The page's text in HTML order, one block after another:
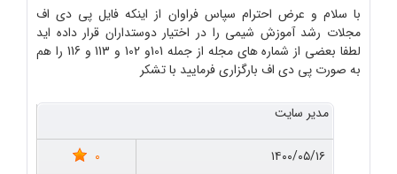
با سلام و عرض احترام سپاس فراوان از اینکه فایل پی دی اف
مجلات رشد آموزش شیمی را در اختیار دوستداران قرار داده اید
لطفا بعضی از شماره های مجله از جمله 101و 102 و 113 و 116 را هم
به صورت پی دی اف بارگزاری فرمایید با تشکر
مدیر سایت
۱۴۰۰/۰۵/۱۶
0